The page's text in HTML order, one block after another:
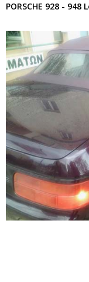
PORSCHE 928 -